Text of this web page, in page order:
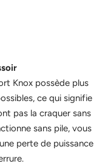
Knox possède plus
ce qui signifie
pas la craquer sans
sans pile, vous
perte de puissance